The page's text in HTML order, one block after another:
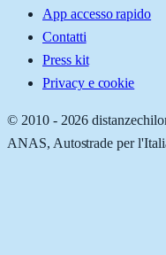
App accesso rapido
Contatti
Press kit
Privacy e cookie
© 2010 - 2026
ANAS, Autostrade per